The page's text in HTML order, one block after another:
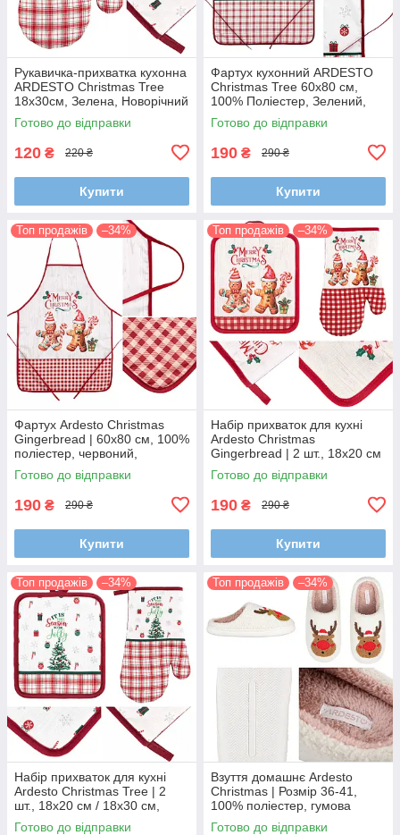
Рукавичка-прихватка кухонна
ARDESTO Christmas Tree
18х30см, Зелена, Новорічний
декор (Різдвяна ялинка)
Готово до відправки
120 ₴ 220 ₴
Купити
Фартух кухонний ARDESTO
Christmas Tree 60х80 см,
100% Поліестер, Зелений,
Новорічний декор (Різдвяна
ялинка)
Готово до відправки
190 ₴ 290 ₴
Купити
Топ продажів –34%
Фартух Ardesto Christmas
Gingerbread | 60х80 см, 100%
поліестер, червоний,
святковий
Готово до відправки
190 ₴ 290 ₴
Купити
Топ продажів –34%
Набір прихваток для кухні
Ardesto Christmas
Gingerbread | 2 шт., 18х20 см
/ 18х30 см, червоний,
святковий
Готово до відправки
190 ₴ 290 ₴
Купити
Топ продажів –34%
Набір прихваток для кухні
Ardesto Christmas Tree | 2
шт., 18х20 см / 18х30 см,
зелений, святковий
Готово до відправки
Топ продажів –34%
Взуття домашнє Ardesto
Christmas | Розмір 36-41,
100% поліестер, гумова
підошва, білий
Готово до відправки